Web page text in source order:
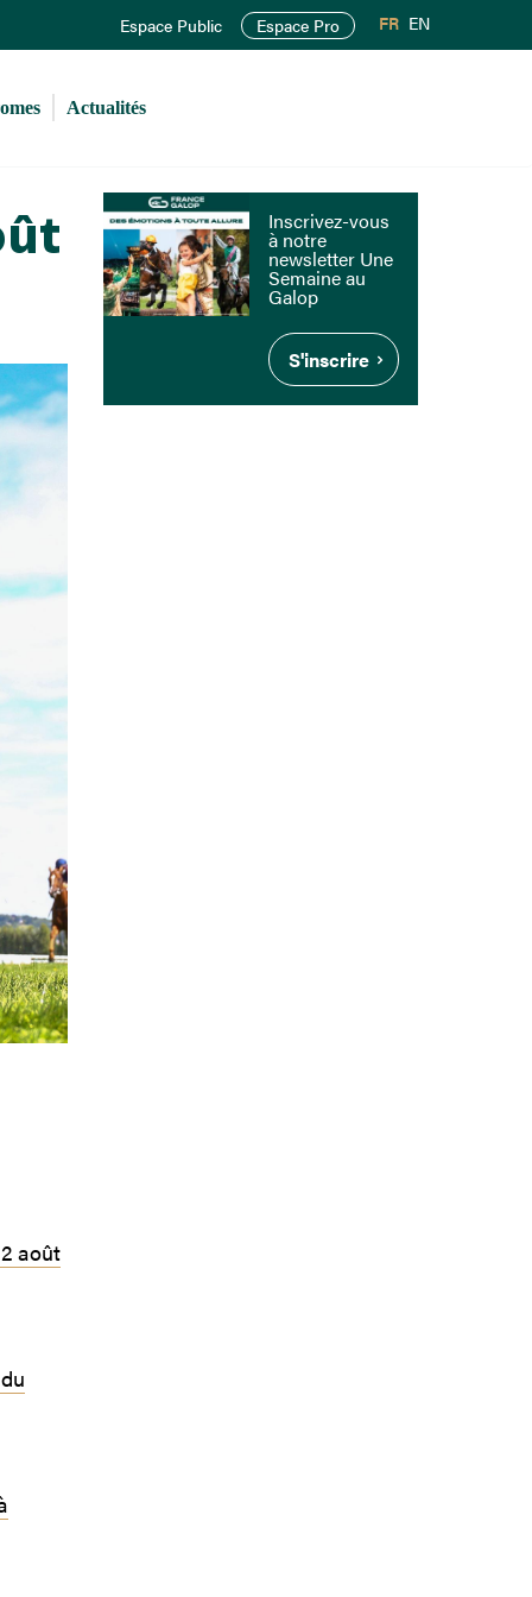
Espace Public Espace Pro FR EN
Actualités
août
Inscrivez-vous
à notre
newsletter Une
Semaine au
Galop
S'inscrire